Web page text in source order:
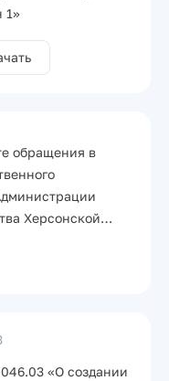
1»
обращения в
Херсонской…
«О создании